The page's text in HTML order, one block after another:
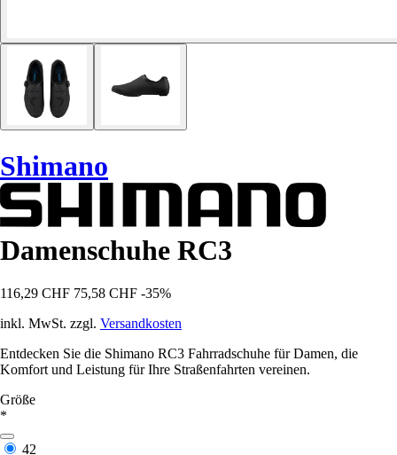
Shimano
Damenschuhe RC3
116,29 CHF 75,58 CHF -35%
inkl. MwSt. zzgl. Versandkosten
Entdecken Sie die Shimano RC3 Fahrradschuhe für Damen, die
Komfort und Leistung für Ihre Straßenfahrten vereinen.
Größe
*
42